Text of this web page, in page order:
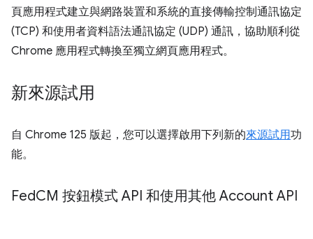
頁應用程式建立與網路裝置和系統的直接傳輸控制通訊協定
(TCP) 和使用者資料語法通訊協定 (UDP) 通訊，協助順利從
Chrome 應用程式轉換至獨立網頁應用程式。
新來源試用
自 Chrome 125 版起，您可以選擇啟用下列新的來源試用功
能。
FedCM 按鈕模式 API 和使用其他 Account API